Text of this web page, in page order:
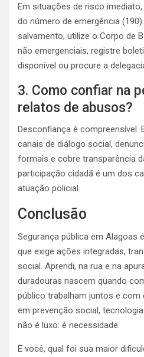
Em situações de risco
do número de emergência
salvamento, utilize o Corpo de
não emergenciais, registre
disponível ou procure a
3. Como confiar na
relatos de abusos?
Desconfiança é compreensível.
canais de diálogo social,
formais e cobre transparência
participação cidadã é um dos
atuação policial.
Conclusão
Segurança pública em Alagoas
que exige ações integradas,
social. Aprendi, na rua e na
duradouras nascem quando
público trabalham juntos e com
em prevenção social,
não é luxo: é necessidade.
E você, qual foi sua maior